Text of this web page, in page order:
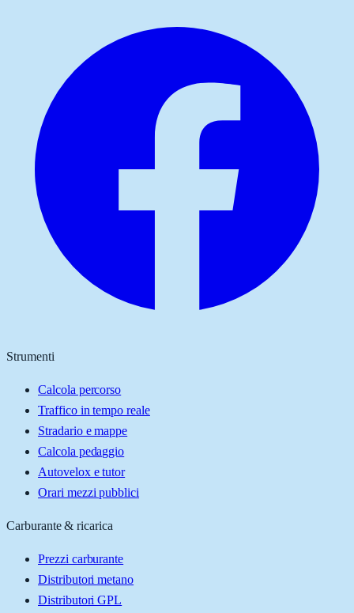
Strumenti
Calcola percorso
Traffico in tempo reale
Stradario e mappe
Calcola pedaggio
Autovelox e tutor
Orari mezzi pubblici
Carburante & ricarica
Prezzi carburante
Distributori metano
Distributori GPL